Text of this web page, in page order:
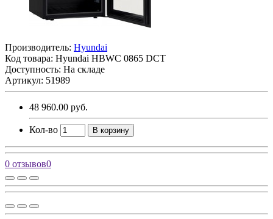
Производитель: Hyundai
Код товара: Hyundai HBWC 0865 DCT
Доступность: На складе
Артикул: 51989
48 960.00 руб.
Кол-во В корзину
0 отзывов0